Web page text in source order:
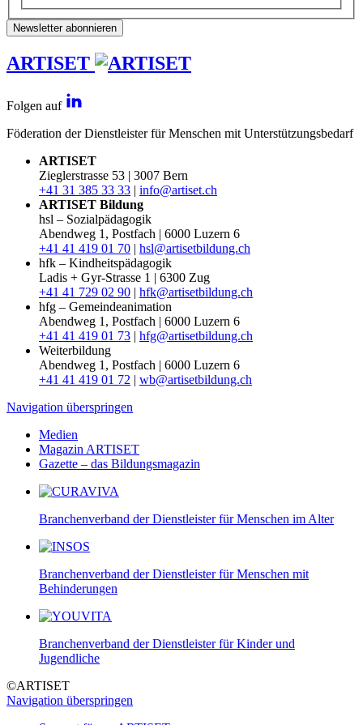
Newsletter abonnieren
ARTISET
Folgen auf
Föderation der Dienstleister für Menschen mit Unterstützungsbedarf
ARTISET
Zieglerstrasse 53 | 3007 Bern
+41 31 385 33 33 | info@artiset.ch
ARTISET Bildung
hsl – Sozialpädagogik
Abendweg 1, Postfach | 6000 Luzern 6
+41 41 419 01 70 | hsl@artisetbildung.ch
hfk – Kindheitspädagogik
Ladis + Gyr-Strasse 1 | 6300 Zug
+41 41 729 02 90 | hfk@artisetbildung.ch
hfg – Gemeindeanimation
Abendweg 1, Postfach | 6000 Luzern 6
+41 41 419 01 73 | hfg@artisetbildung.ch
Weiterbildung
Abendweg 1, Postfach | 6000 Luzern 6
+41 41 419 01 72 | wb@artisetbildung.ch
Navigation überspringen
Medien
Magazin ARTISET
Gazette – das Bildungsmagazin
Branchenverband der Dienstleister für Menschen im Alter
Branchenverband der Dienstleister für Menschen mit
Behinderungen
Branchenverband der Dienstleister für Kinder und
Jugendliche
©ARTISET
Navigation überspringen